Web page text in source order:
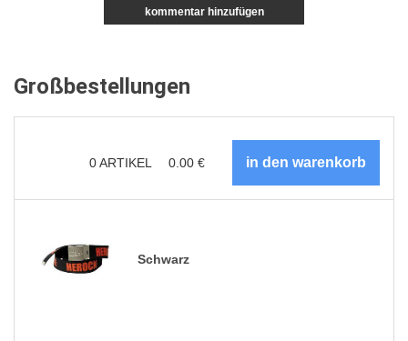
kommentar hinzufügen
Großbestellungen
0ARTIKEL 0.00 €
Schwarz